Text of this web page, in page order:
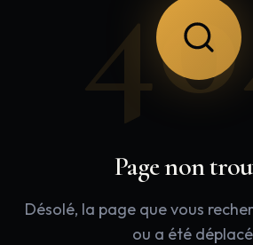
Page non
Désolé, la page que vous
ou a été